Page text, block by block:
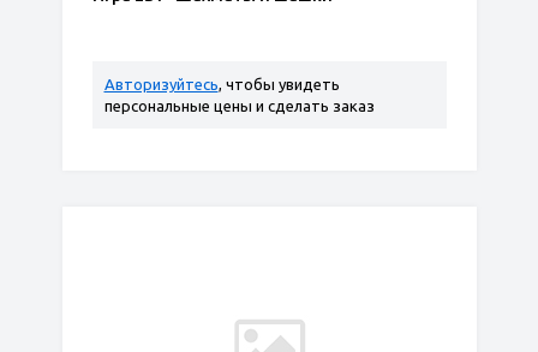
Авторизуйтесь, чтобы увидеть
персональные цены и сделать заказ